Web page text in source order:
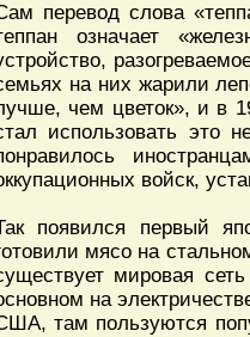
перевод слова
означает
на них жарили
чем цветок», и в
использовать это
войск,
появился первый
мясо на
мировая
на
там пользуются